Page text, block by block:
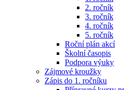
2. ročník
3. ročník
4. ročník
5. ročník
Roční plán akcí
Školní časopis
Podpora výuky
Zájmové kroužky
Zápis do 1. ročníku